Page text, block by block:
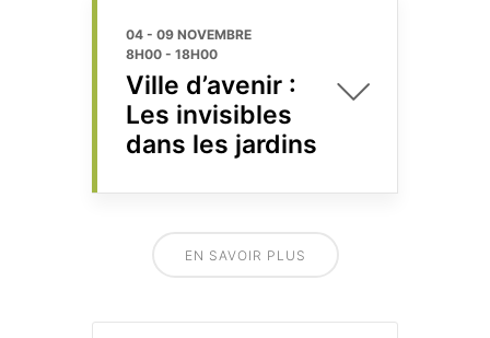
04 - 09 NOVEMBRE
8H00 - 18H00
Ville d’avenir :
Les invisibles
dans les jardins
EN SAVOIR PLUS